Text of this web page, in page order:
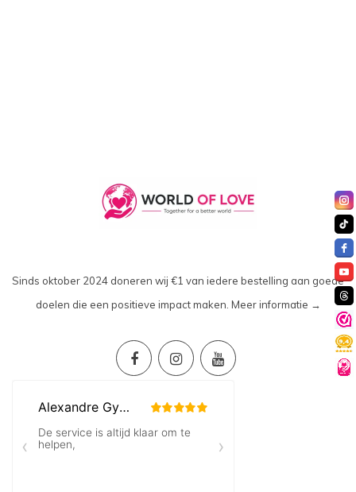
Sinds oktober 2024 doneren wij €1 van iedere bestelling aan goede
doelen die een positieve impact maken. Meer informatie →